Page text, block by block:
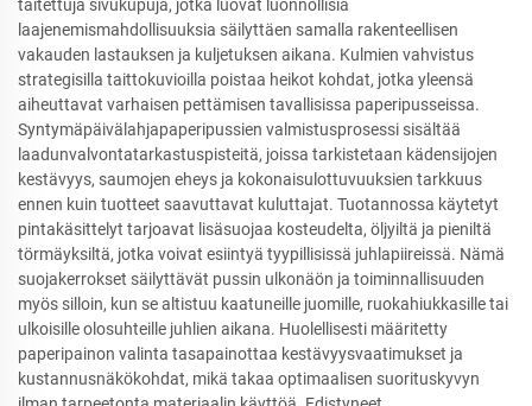
taitettuja sivukupuja, jotka luovat luonnollisia
laajenemismahdollisuuksia säilyttäen samalla rakenteellisen
vakauden lastauksen ja kuljetuksen aikana. Kulmien vahvistus
strategisilla taittokuvioilla poistaa heikot kohdat, jotka yleensä
aiheuttavat varhaisen pettämisen tavallisissa paperipusseissa.
Syntymäpäivälahjapaperipussien valmistusprosessi sisältää
laadunvalvontatarkastuspisteitä, joissa tarkistetaan kädensijojen
kestävyys, saumojen eheys ja kokonaisulottuvuuksien tarkkuus
ennen kuin tuotteet saavuttavat kuluttajat. Tuotannossa käytetyt
pintakäsittelyt tarjoavat lisäsuojaa kosteudelta, öljyiltä ja pieniltä
törmäyksiltä, jotka voivat esiintyä tyypillisissä juhlapiireissä. Nämä
suojakerrokset säilyttävät pussin ulkonäön ja toiminnallisuuden
myös silloin, kun se altistuu kaatuneille juomille, ruokahiukkasille tai
ulkoisille olosuhteille juhlien aikana. Huolellisesti määritetty
paperipainon valinta tasapainottaa kestävyysvaatimukset ja
kustannusnäkökohdat, mikä takaa optimaalisen suorituskyvyn